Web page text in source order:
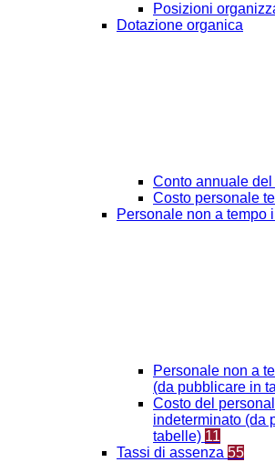
Posizioni
Dotazione organica
Conto annuale
Costo personale
Personale non a tempo
Personale non a
(da pubblicare in
Costo del
indeterminato (da
tabelle) 11
Tassi di assenza 55